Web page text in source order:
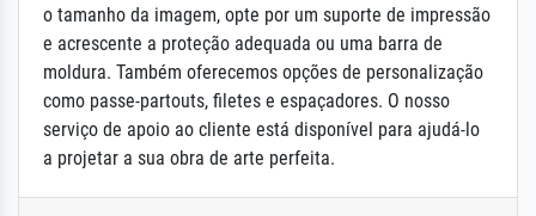
o tamanho da imagem, opte por um suporte de impressão
e acrescente a proteção adequada ou uma barra de
moldura. Também oferecemos opções de personalização
como passe-partouts, filetes e espaçadores. O nosso
serviço de apoio ao cliente está disponível para ajudá-lo
a projetar a sua obra de arte perfeita.